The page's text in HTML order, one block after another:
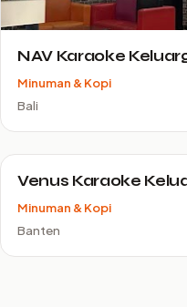
NAV Karaoke
Minuman & Kopi
Bali
Venus Karaoke
Minuman & Kopi
Banten